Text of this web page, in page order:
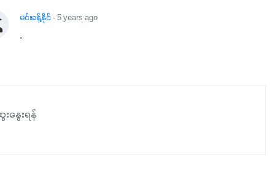
မင်းခန့်နိုင်- 5 years ago
.
နွေးရန်